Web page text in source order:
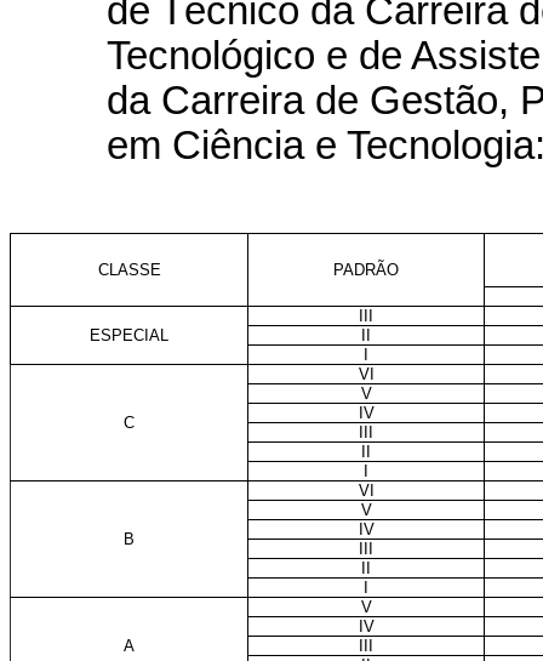
de Técnico da Carreira
Tecnológico e de
da Carreira de Gestão,
em Ciência e
CLASSE PADRÃO
ESPECIAL
C
VI
V
IV
B
VI
V
IV
A
V
IV